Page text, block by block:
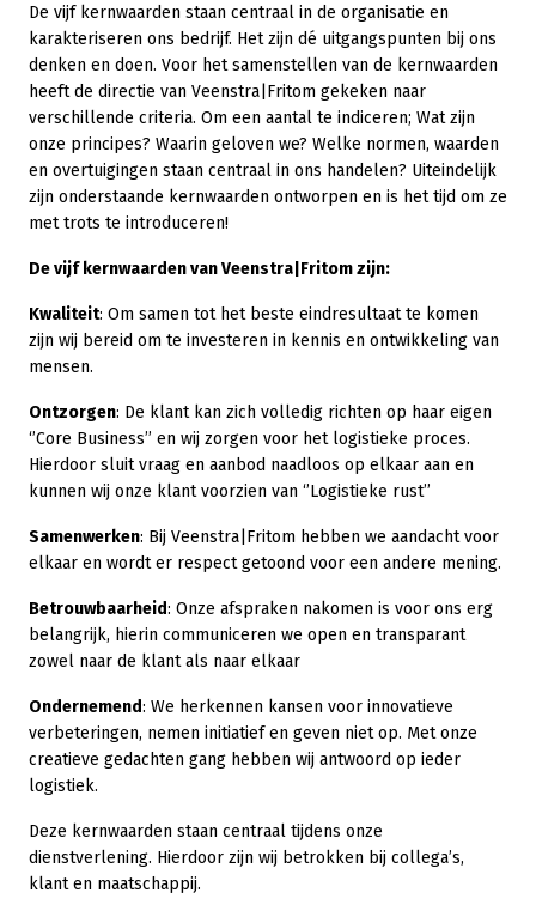
De vijf kernwaarden staan centraal in de organisatie en
karakteriseren ons bedrijf. Het zijn dé uitgangspunten bij ons
denken en doen. Voor het samenstellen van de kernwaarden
heeft de directie van Veenstra|Fritom gekeken naar
verschillende criteria. Om een aantal te indiceren; Wat zijn
onze principes? Waarin geloven we? Welke normen, waarden
en overtuigingen staan centraal in ons handelen? Uiteindelijk
zijn onderstaande kernwaarden ontworpen en is het tijd om ze
met trots te introduceren!
De vijf kernwaarden van Veenstra|Fritom zijn:
Kwaliteit: Om samen tot het beste eindresultaat te komen
zijn wij bereid om te investeren in kennis en ontwikkeling van
mensen.
Ontzorgen: De klant kan zich volledig richten op haar eigen
‘’Core Business’’ en wij zorgen voor het logistieke proces.
Hierdoor sluit vraag en aanbod naadloos op elkaar aan en
kunnen wij onze klant voorzien van ‘’Logistieke rust’’
Samenwerken: Bij Veenstra|Fritom hebben we aandacht voor
elkaar en wordt er respect getoond voor een andere mening.
Betrouwbaarheid: Onze afspraken nakomen is voor ons erg
belangrijk, hierin communiceren we open en transparant
zowel naar de klant als naar elkaar
Ondernemend: We herkennen kansen voor innovatieve
verbeteringen, nemen initiatief en geven niet op. Met onze
creatieve gedachten gang hebben wij antwoord op ieder
logistiek.
Deze kernwaarden staan centraal tijdens onze
dienstverlening. Hierdoor zijn wij betrokken bij collega’s,
klant en maatschappij.